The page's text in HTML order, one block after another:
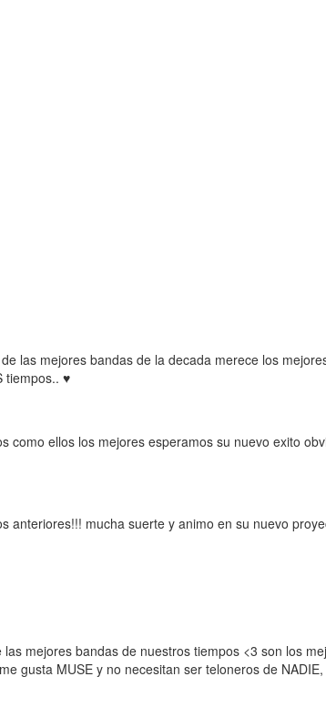
las mejores bandas de la decada merece los
tiempos.. ♥
como ellos los mejores esperamos su nuevo exito
anteriores!!! mucha suerte y animo en su nuevo
mejores bandas de nuestros tiempos <3 son los
gusta MUSE y no necesitan ser teloneros de